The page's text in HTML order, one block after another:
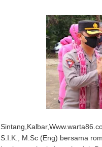
S.I.K., M.Sc (Eng) bersama